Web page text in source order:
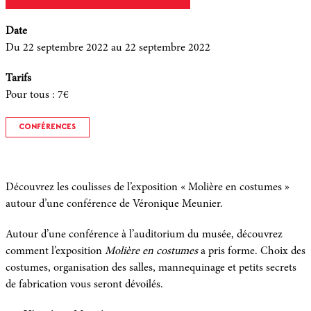
Date
Du 22 septembre 2022 au 22 septembre 2022
Tarifs
Pour tous : 7€
CONFÉRENCES
Découvrez les coulisses de l’exposition « Molière en costumes »
autour d’une conférence de Véronique Meunier.
Autour d’une conférence à l’auditorium du musée, découvrez
comment l’exposition Molière en costumesa pris forme. Choix des
costumes, organisation des salles, mannequinage et petits secrets
de fabrication vous seront dévoilés.